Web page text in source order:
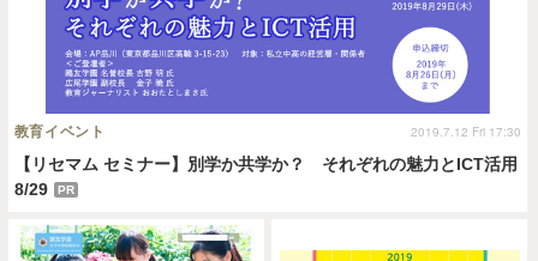
【リセマム セミナー】別学か共学か？ それぞれの魅力とICT活用
8/29
PR
教育イベント 2019.7.12 Fri 17:30